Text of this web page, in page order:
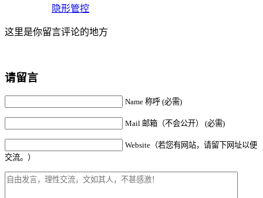
隐形管控
这里是你留言评论的地方
请留言
Name 称呼 (必需)
Mail 邮箱（不会公开） (必需)
Website（若您有网站，请留下网址以便
交流。）